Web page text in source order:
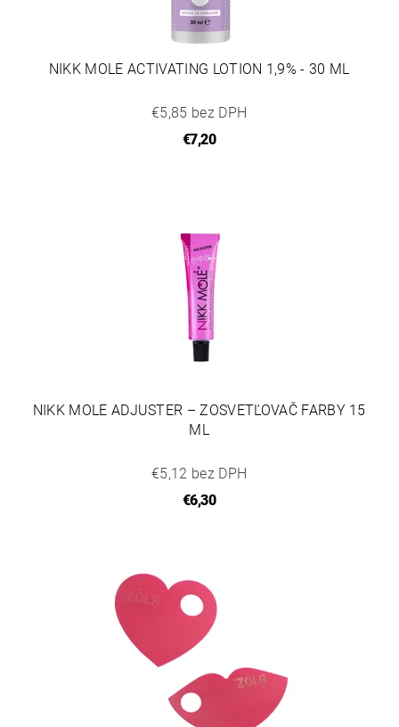
NIKK MOLE ACTIVATING LOTION 1,9% - 30 ML
€5,85 bez DPH
€7,20
NIKK MOLE ADJUSTER – ZOSVETĽOVAČ FARBY 15
ML
€5,12 bez DPH
€6,30